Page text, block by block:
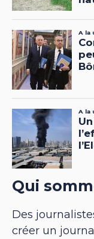
Qui
Des
créer un